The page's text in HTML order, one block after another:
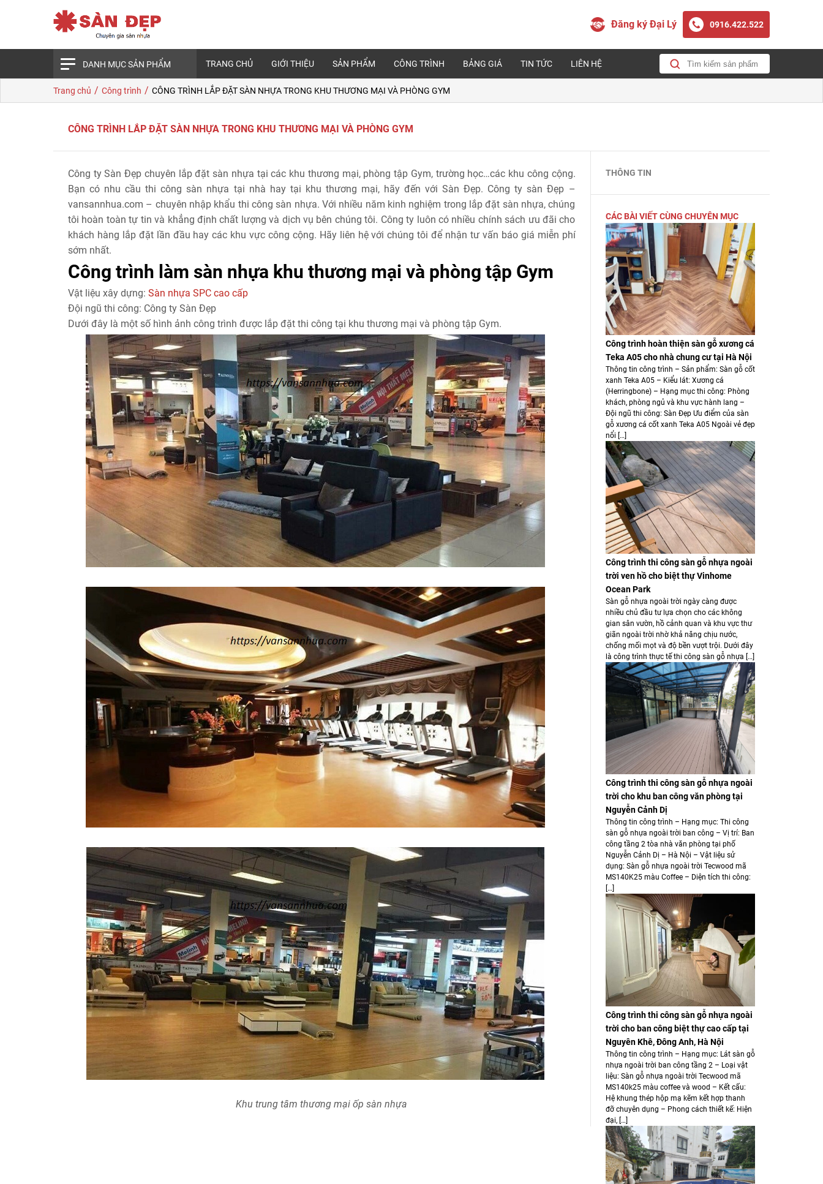
Đăng ký Đại Lý 0916.422.522
DANH MỤC SẢN PHẨM TRANG CHỦ GIỚI THIỆU SẢN PHẨM CÔNG TRÌNH BẢNG GIÁ TIN TỨC LIÊN HỆ
Trang chủ / Công trình / CÔNG TRÌNH LẮP ĐẶT SÀN NHỰA TRONG KHU THƯƠNG MẠI VÀ PHÒNG GYM
CÔNG TRÌNH LẮP ĐẶT SÀN NHỰA TRONG KHU THƯƠNG MẠI VÀ PHÒNG GYM
Công ty Sàn Đẹp chuyên lắp đặt sàn nhựa tại các khu thương mại, phòng tập Gym, trường học…các khu công cộng.
Bạn có nhu cầu thi công sàn nhựa tại nhà hay tại khu thương mại, hãy đến với Sàn Đẹp. Công ty sàn Đẹp –
vansannhua.com – chuyên nhập khẩu thi công sàn nhựa. Với nhiều năm kinh nghiệm trong lắp đặt sàn nhựa, chúng
tôi hoàn toàn tự tin và khẳng định chất lượng và dịch vụ bên chúng tôi. Công ty luôn có nhiều chính sách ưu đãi cho
khách hàng lắp đặt lần đầu hay các khu vực công cộng. Hãy liên hệ với chúng tôi để nhận tư vấn báo giá miễn phí
sớm nhất.
Công trình làm sàn nhựa khu thương mại và phòng tập Gym
Vật liệu xây dựng: Sàn nhựa SPC cao cấp
Đội ngũ thi công: Công ty Sàn Đẹp
Dưới đây là một số hình ảnh công trình được lắp đặt thi công tại khu thương mại và phòng tập Gym.
Khu trung tâm thương mại ốp sàn nhựa
THÔNG TIN
CÁC BÀI VIẾT CÙNG CHUYÊN MỤC
Công trình hoàn thiện sàn gỗ xương cá
Teka A05 cho nhà chung cư tại Hà Nội
Thông tin công trình – Sản phẩm: Sàn gỗ cốt
xanh Teka A05 – Kiểu lát: Xương cá
(Herringbone) – Hạng mục thi công: Phòng
khách, phòng ngủ và khu vực hành lang –
Đội ngũ thi công: Sàn Đẹp Ưu điểm của sàn
gỗ xương cá cốt xanh Teka A05 Ngoài vẻ đẹp
nổi […]
Công trình thi công sàn gỗ nhựa ngoài
trời ven hồ cho biệt thự Vinhome
Ocean Park
Sàn gỗ nhựa ngoài trời ngày càng được
nhiều chủ đầu tư lựa chọn cho các không
gian sân vườn, hồ cảnh quan và khu vực thư
giãn ngoài trời nhờ khả năng chịu nước,
chống mối mọt và độ bền vượt trội. Dưới đây
là công trình thực tế thi công sàn gỗ nhựa […]
Công trình thi công sàn gỗ nhựa ngoài
trời cho khu ban công văn phòng tại
Nguyễn Cảnh Dị
Thông tin công trình – Hạng mục: Thi công
sàn gỗ nhựa ngoài trời ban công – Vị trí: Ban
công tầng 2 tòa nhà văn phòng tại phố
Nguyễn Cảnh Dị – Hà Nội – Vật liệu sử
dụng: Sàn gỗ nhựa ngoài trời Tecwood mã
MS140K25 màu Coffee – Diện tích thi công:
[…]
Công trình thi công sàn gỗ nhựa ngoài
trời cho ban công biệt thự cao cấp tại
Nguyên Khê, Đông Anh, Hà Nội
Thông tin công trình – Hạng mục: Lát sàn gỗ
nhựa ngoài trời ban công tầng 2 – Loại vật
liệu: Sàn gỗ nhựa ngoài trời Tecwood mã
MS140k25 màu coffee và wood – Kết cấu:
Hệ khung thép hộp mạ kẽm kết hợp thanh
đỡ chuyên dụng – Phong cách thiết kế: Hiện
đại, […]